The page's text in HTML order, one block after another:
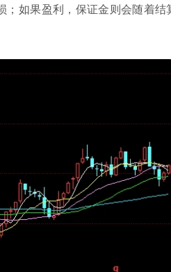
如果盈利，保证金则会随着结